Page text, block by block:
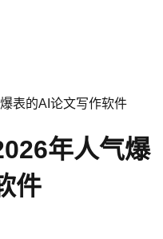
表的AI论文写作软件
年人气爆
件